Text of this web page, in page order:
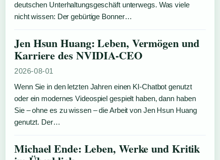
deutschen Unterhaltungsgeschäft unterwegs. Was viele
nicht wissen: Der gebürtige Bonner…
Jen Hsun Huang: Leben, Vermögen und
Karriere des NVIDIA-CEO
2026-08-01
Wenn Sie in den letzten Jahren einen KI-Chatbot genutzt
oder ein modernes Videospiel gespielt haben, dann haben
Sie – ohne es zu wissen – die Arbeit von Jen Hsun Huang
genutzt. Der…
Michael Ende: Leben, Werke und Kritik